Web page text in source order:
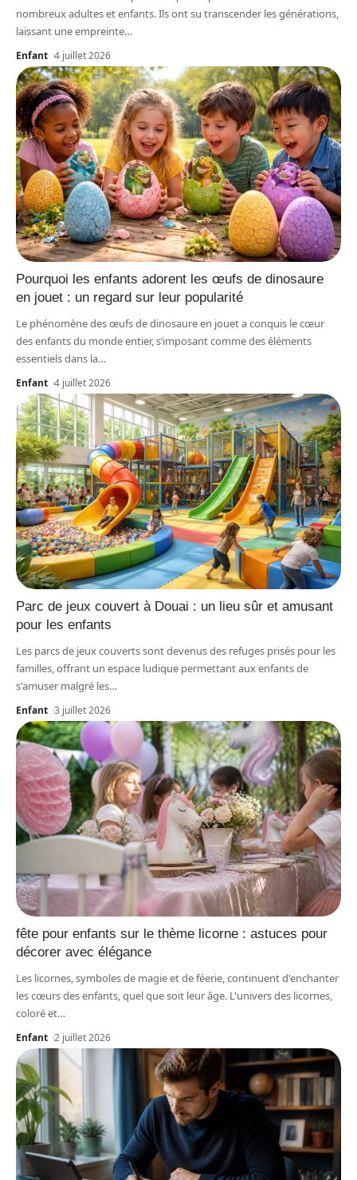
nombreux adultes et enfants. Ils ont su transcender les générations,
laissant une empreinte…
Enfant 4 juillet 2026
Pourquoi les enfants adorent les œufs de dinosaure
en jouet : un regard sur leur popularité
Le phénomène des œufs de dinosaure en jouet a conquis le cœur
des enfants du monde entier, s’imposant comme des éléments
essentiels dans la…
Enfant 4 juillet 2026
Parc de jeux couvert à Douai : un lieu sûr et amusant
pour les enfants
Les parcs de jeux couverts sont devenus des refuges prisés pour les
familles, offrant un espace ludique permettant aux enfants de
s'amuser malgré les…
Enfant 3 juillet 2026
fête pour enfants sur le thème licorne : astuces pour
décorer avec élégance
Les licornes, symboles de magie et de féerie, continuent d'enchanter
les cœurs des enfants, quel que soit leur âge. L'univers des licornes,
coloré et…
Enfant 2 juillet 2026